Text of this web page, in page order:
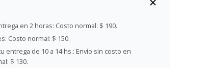
en 2 horas: Costo normal: $ 190.
Costo normal: $ 150.
entrega de 10 a 14 hs.: Envío sin costo en
$ 130.